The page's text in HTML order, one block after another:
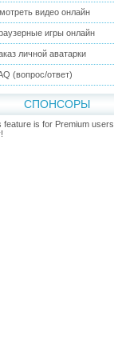
видео онлайн
игры онлайн
личной аватарки
(вопрос/ответ)
СПОНСОРЫ
feature is for Premium users